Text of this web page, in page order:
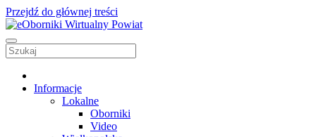
Przejdź do głównej treści
Informacje
Lokalne
Oborniki
Video